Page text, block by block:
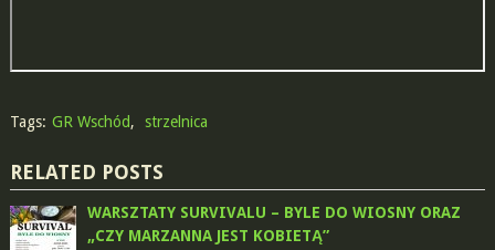
Tags: GR Wschód, strzelnica
RELATED POSTS
WARSZTATY SURVIVALU – BYLE DO WIOSNY ORAZ
„CZY MARZANNA JEST KOBIETĄ”